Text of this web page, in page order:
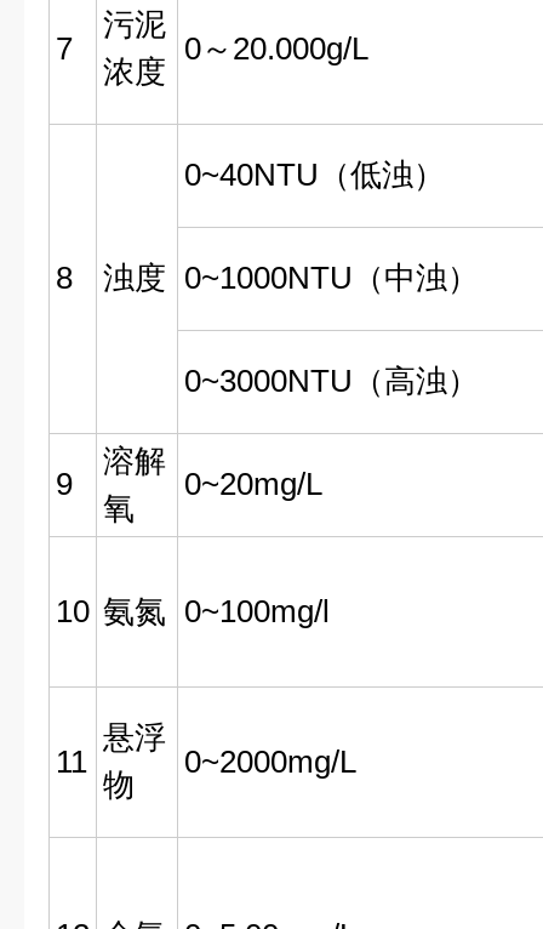
7
污泥
浓度
0～20.000g/L
8 浊度
0~40NTU（低浊）
0~1000NTU（中浊）
0~3000NTU（高浊）
9
溶解
氧
0~20mg/L
10 氨氮 0~100mg/l
11
悬浮
物
0~2000mg/L